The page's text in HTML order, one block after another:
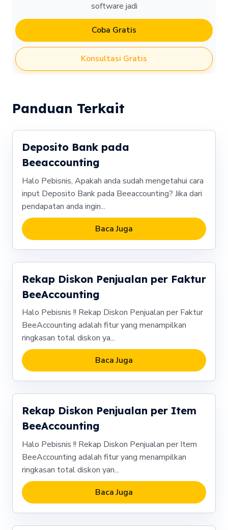
software jadi
Coba Gratis
Konsultasi Gratis
Panduan Terkait
Deposito Bank pada
Beeaccounting
Halo Pebisnis, Apakah anda sudah mengetahui cara
input Deposito Bank pada Beeaccounting? Jika dari
pendapatan anda ingin...
Baca Juga
Rekap Diskon Penjualan per Faktur
BeeAccounting
Halo Pebisnis !! Rekap Diskon Penjualan per Faktur
BeeAccounting adalah fitur yang menampilkan
ringkasan total diskon ya...
Baca Juga
Rekap Diskon Penjualan per Item
BeeAccounting
Halo Pebisnis !! Rekap Diskon Penjualan per Item
BeeAccounting adalah fitur yang menampilkan
ringkasan total diskon yan...
Baca Juga